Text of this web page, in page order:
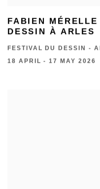
FABIEN
DESSIN À ARLES
FESTIVAL DU DESSIN -
18 APRIL - 17 MAY 2026